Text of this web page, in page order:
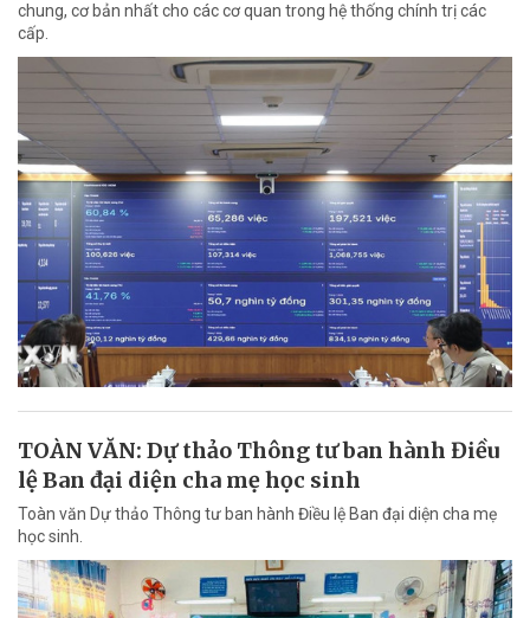
chung, cơ bản nhất cho các cơ quan trong hệ thống chính trị các
cấp.
TOÀN VĂN: Dự thảo Thông tư ban hành Điều
lệ Ban đại diện cha mẹ học sinh
Toàn văn Dự thảo Thông tư ban hành Điều lệ Ban đại diện cha mẹ
học sinh.